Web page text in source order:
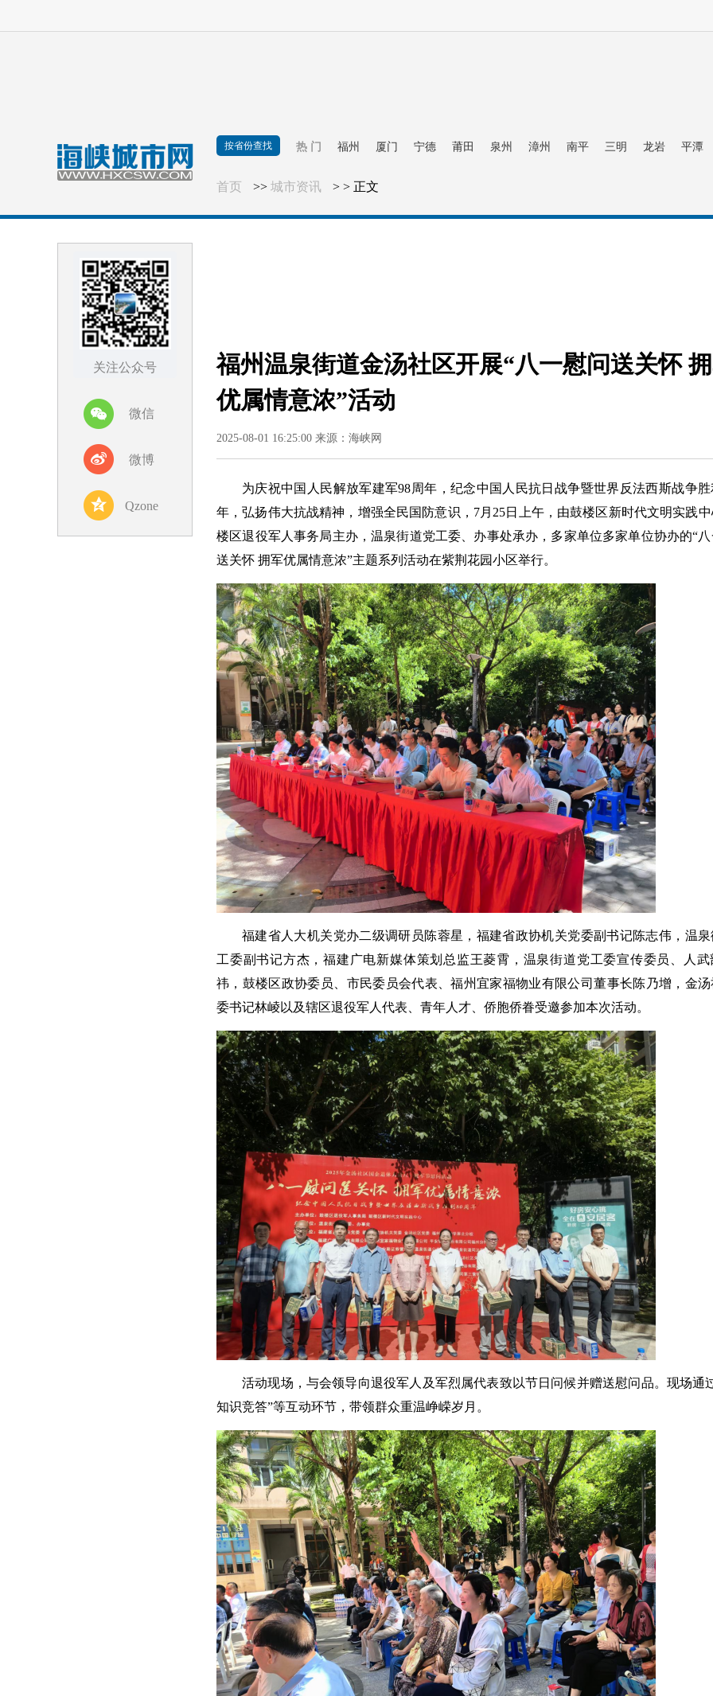
按省份查找 热 门 福州 厦门 宁德 莆田 泉州 漳州 南平 三明 龙岩 平潭
首页 >> 城市资讯 > > 正文
关注公众号
微信
微博
Qzone
福州温泉街道金汤社区开展“八一慰问送关怀
优属情意浓”活动
2025-08-01 16:25:00 来源：海峡网
为庆祝中国人民解放军建军98周年，纪念中国人民抗日战争暨世界反法西斯战争胜
年，弘扬伟大抗战精神，增强全民国防意识，7月25日上午，由鼓楼区新时代文明实践
楼区退役军人事务局主办，温泉街道党工委、办事处承办，多家单位多家单位协办的“八
送关怀 拥军优属情意浓”主题系列活动在紫荆花园小区举行。
福建省人大机关党办二级调研员陈蓉星，福建省政协机关党委副书记陈志伟，温泉
工委副书记方杰，福建广电新媒体策划总监王菱霄，温泉街道党工委宣传委员、人武
祎，鼓楼区政协委员、市民委员会代表、福州宜家福物业有限公司董事长陈乃增，金汤
委书记林崚以及辖区退役军人代表、青年人才、侨胞侨眷受邀参加本次活动。
活动现场，与会领导向退役军人及军烈属代表致以节日问候并赠送慰问品。现场通
知识竞答”等互动环节，带领群众重温峥嵘岁月。